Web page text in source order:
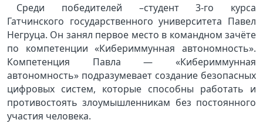
Среди победителей –студент 3-го курса
Гатчинского государственного университета Павел
Негруца. Он занял первое место в командном зачёте
по компетенции «Кибериммунная автономность».
Компетенция Павла — «Кибериммунная
автономность» подразумевает создание безопасных
цифровых систем, которые способны работать и
противостоять злоумышленникам без постоянного
участия человека.